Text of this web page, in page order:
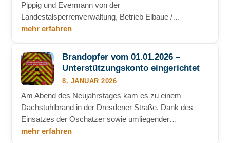
Pippig und Evermann von der
Landestalsperrenverwaltung, Betrieb Elbaue /…
mehr erfahren
Brandopfer vom 01.01.2026 –
Unterstützungskonto eingerichtet
8. JANUAR 2026
Am Abend des Neujahrstages kam es zu einem
Dachstuhlbrand in der Dresdener Straße. Dank des
Einsatzes der Oschatzer sowie umliegender…
mehr erfahren